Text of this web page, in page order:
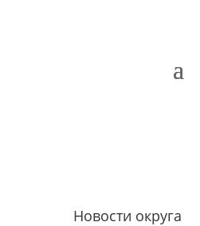
Новости округа